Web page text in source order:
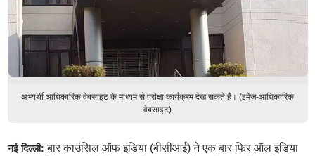
अभ्यर्थी आधिकारिक वेबसाइट के माध्यम से परीक्षा कार्यक्रम देख सकते हैं। (इमेज-आधिकारिक
वेबसाइट)
नई दिल्ली:बार काउंसिल ऑफ इंडिया (बीसीआई) ने एक बार फिर ऑल इंडिया